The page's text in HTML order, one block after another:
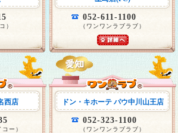
）
052-611-1100
（ワンワンラブラブ）
西店
ー）
ドン・キホーテ パウ中川山王店
052-323-1100
（ワンワンラブラブ）